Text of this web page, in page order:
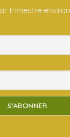
trimestre environ